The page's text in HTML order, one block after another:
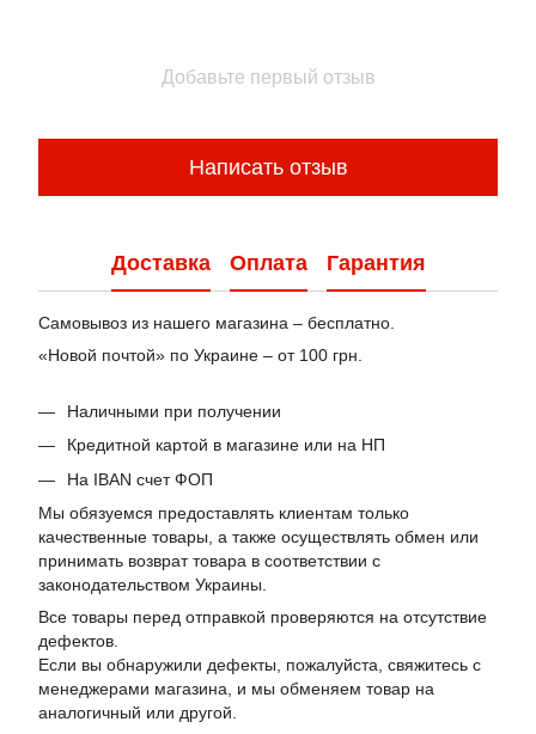
Добавьте первый отзыв
Написать отзыв
Доставка Оплата Гарантия
Самовывоз из нашего магазина – бесплатно.
«Новой почтой» по Украине – от 100 грн.
Наличными при получении
Кредитной картой в магазине или на НП
На IBAN счет ФОП
Мы обязуемся предоставлять клиентам только
качественные товары, а также осуществлять обмен или
принимать возврат товара в соответствии с
законодательством Украины.
Все товары перед отправкой проверяются на отсутствие
дефектов.
Если вы обнаружили дефекты, пожалуйста, свяжитесь с
менеджерами магазина, и мы обменяем товар на
аналогичный или другой.